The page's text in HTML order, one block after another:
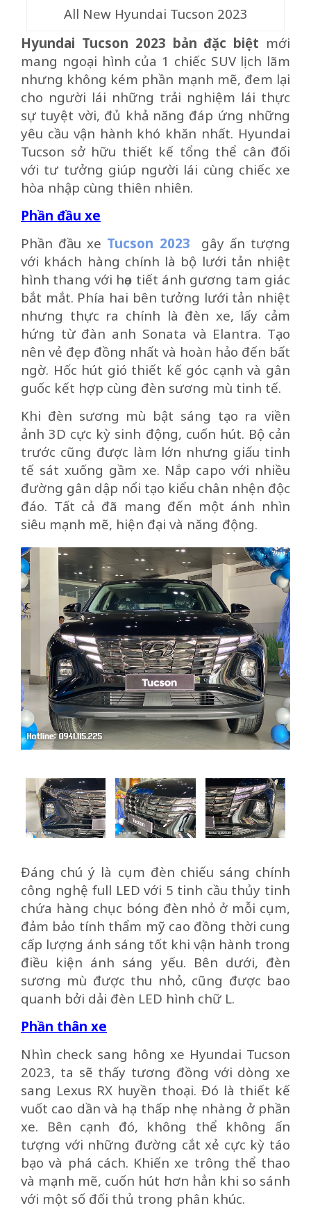
All New Hyundai Tucson 2023
Hyundai Tucson 2023 bản đặc biệt mới
mang ngoại hình của 1 chiếc SUV lịch lãm
nhưng không kém phần mạnh mẽ, đem lại
cho người lái những trải nghiệm lái thực
sự tuyệt vời, đủ khả năng đáp ứng những
yêu cầu vận hành khó khăn nhất. Hyundai
Tucson sở hữu thiết kế tổng thể cân đối
với tư tưởng giúp người lái cùng chiếc xe
hòa nhập cùng thiên nhiên.
Phần đầu xe
Phần đầu xe Tucson 2023 gây ấn tượng
với khách hàng chính là bộ lưới tản nhiệt
hình thang với họa tiết ánh gương tam giác
bắt mắt. Phía hai bên tưởng lưới tản nhiệt
nhưng thực ra chính là đèn xe, lấy cảm
hứng từ đàn anh Sonata và Elantra. Tạo
nên vẻ đẹp đồng nhất và hoàn hảo đến bất
ngờ. Hốc hút gió thiết kế góc cạnh và gân
guốc kết hợp cùng đèn sương mù tinh tế.
Khi đèn sương mù bật sáng tạo ra viền
ảnh 3D cực kỳ sinh động, cuốn hút. Bộ cản
trước cũng được làm lớn nhưng giấu tinh
tế sát xuống gầm xe. Nắp capo với nhiều
đường gân dập nổi tạo kiểu chân nhện độc
đáo. Tất cả đã mang đến một ánh nhìn
siêu mạnh mẽ, hiện đại và năng động.
Đáng chú ý là cụm đèn chiếu sáng chính
công nghệ full LED với 5 tinh cầu thủy tinh
chứa hàng chục bóng đèn nhỏ ở mỗi cụm,
đảm bảo tính thẩm mỹ cao đồng thời cung
cấp lượng ánh sáng tốt khi vận hành trong
điều kiện ánh sáng yếu. Bên dưới, đèn
sương mù được thu nhỏ, cũng được bao
quanh bởi dải đèn LED hình chữ L.
Phần thân xe
Nhìn check sang hông xe Hyundai Tucson
2023, ta sẽ thấy tương đồng với dòng xe
sang Lexus RX huyền thoại. Đó là thiết kế
vuốt cao dần và hạ thấp nhẹ nhàng ở phần
xe. Bên cạnh đó, không thể không ấn
tượng với những đường cắt xẻ cực kỳ táo
bạo và phá cách. Khiến xe trông thể thao
và mạnh mẽ, cuốn hút hơn hẳn khi so sánh
với một số đối thủ trong phân khúc.